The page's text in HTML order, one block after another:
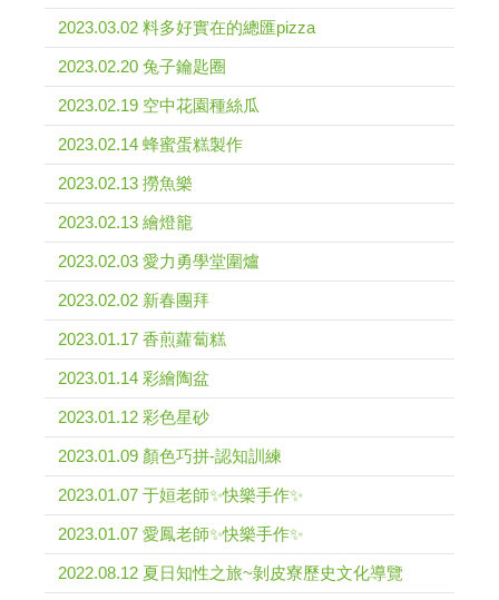
2023.03.02 料多好實在的總匯pizza
2023.02.20 兔子鑰匙圈
2023.02.19 空中花園種絲瓜
2023.02.14 蜂蜜蛋糕製作
2023.02.13 撈魚樂
2023.02.13 繪燈籠
2023.02.03 愛力勇學堂圍爐
2023.02.02 新春團拜
2023.01.17 香煎蘿蔔糕
2023.01.14 彩繪陶盆
2023.01.12 彩色星砂
2023.01.09 顏色巧拼-認知訓練
2023.01.07 于姮老師✨快樂手作✨
2023.01.07 愛鳳老師✨快樂手作✨
2022.08.12 夏日知性之旅~剝皮寮歷史文化導覽